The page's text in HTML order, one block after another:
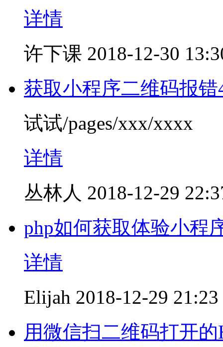
详情
许下课 2018-12-30
获取小程序二维码报错
试试/pages/xxx/xxxx
详情
丛林人 2018-12-29
php如何获取体验小程
详情
Elijah 2018-12-29 21:23
用微信扫二维码打开